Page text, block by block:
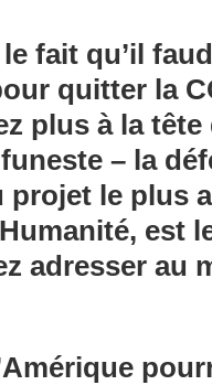
fait qu’il
quitter la
plus à la tête
– la
projet le plus
adresser au